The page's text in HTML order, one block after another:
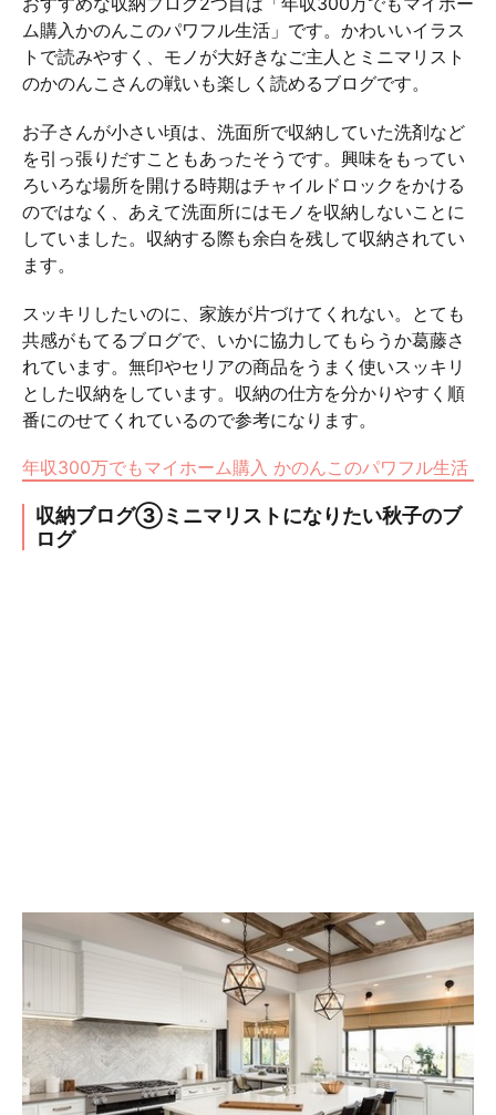
ム購入かのんこのパワフル生活」です。かわいいイラス
トで読みやすく、モノが大好きなご主人とミニマリスト
のかのんこさんの戦いも楽しく読めるブログです。
お子さんが小さい頃は、洗面所で収納していた洗剤など
を引っ張りだすこともあったそうです。興味をもってい
ろいろな場所を開ける時期はチャイルドロックをかける
のではなく、あえて洗面所にはモノを収納しないことに
していました。収納する際も余白を残して収納されてい
ます。
スッキリしたいのに、家族が片づけてくれない。とても
共感がもてるブログで、いかに協力してもらうか葛藤さ
れています。無印やセリアの商品をうまく使いスッキリ
とした収納をしています。収納の仕方を分かりやすく順
番にのせてくれているので参考になります。
年収300万でもマイホーム購入 かのんこのパワフル生活
収納ブログ③ミニマリストになりたい秋子のブ
ログ